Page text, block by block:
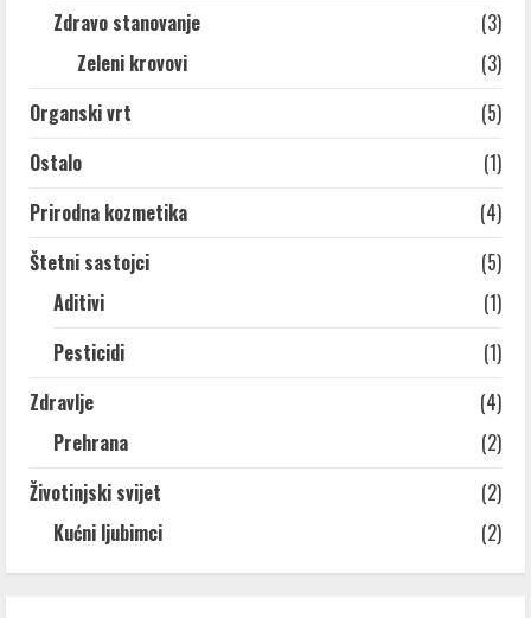
Zdravo stanovanje
(3)
Zeleni krovovi
(3)
Organski vrt
(5)
Ostalo
(1)
Prirodna kozmetika
(4)
Štetni sastojci
(5)
Aditivi
(1)
Pesticidi
(1)
Zdravlje
(4)
Prehrana
(2)
Životinjski svijet
(2)
Kućni ljubimci
(2)